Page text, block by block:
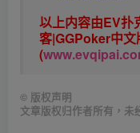
以上内容由EV扑
客|GGPoker中
(
© 版权声明
文章版权归作者所有，未